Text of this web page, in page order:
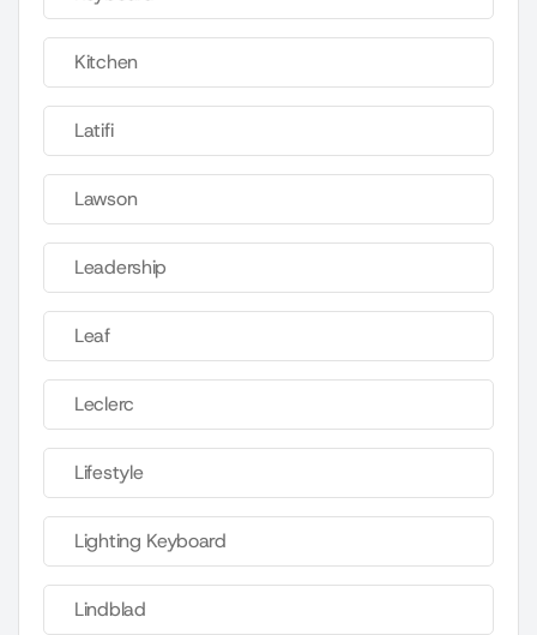
Kitchen
Latifi
Lawson
Leadership
Leaf
Leclerc
Lifestyle
Lighting Keyboard
Lindblad